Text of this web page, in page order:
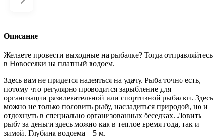
Описание
Желаете провести выходные на рыбалке? Тогда отправляйтесь
в Новоселки на платный водоем.
Здесь вам не придется надеяться на удачу. Рыба точно есть,
потому что регулярно проводится зарыбление для
организации развлекательной или спортивной рыбалки. Здесь
можно не только половить рыбу, насладиться природой, но и
отдохнуть в специально организованных беседках. Ловить
рыбу за деньги здесь можно как в теплое время года, так и
зимой. Глубина водоема – 5 м.